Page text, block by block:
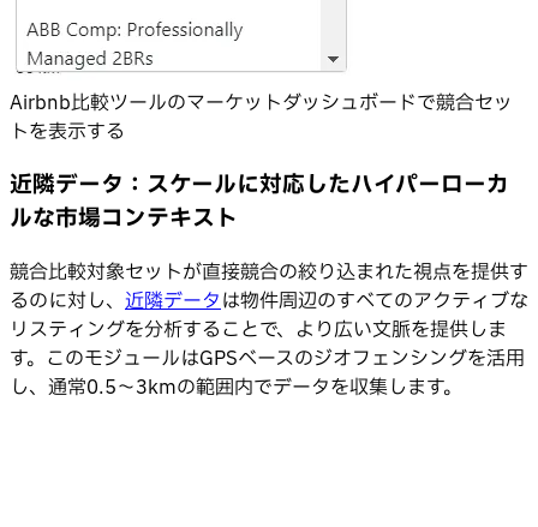
Airbnb比較ツールのマーケットダッシュボードで競合セッ
トを表示する
近隣データ：スケールに対応したハイパーローカ
ルな市場コンテキスト
競合比較対象セットが直接競合の絞り込まれた視点を提供す
るのに対し、 近隣データは物件周辺のすべてのアクティブな
リスティングを分析することで、より広い文脈を提供しま
す。このモジュールはGPSベースのジオフェンシングを活用
し、通常0.5〜3kmの範囲内でデータを収集します。